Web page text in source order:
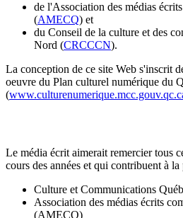
de l'Association des médias
(AMECQ) et
du Conseil de la culture et des
Nord (CRCCCN).
La conception de ce site Web s'inscrit
oeuvre du Plan culturel numérique du
(
Le média écrit aimerait remercier tous
cours des années et qui contribuent à
Culture et Communications
Association des médias écrits
(AMECQ)